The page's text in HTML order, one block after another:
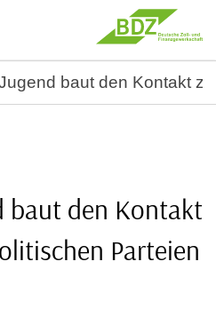
baut den Kontakt
baut den Kontakt
Parteien